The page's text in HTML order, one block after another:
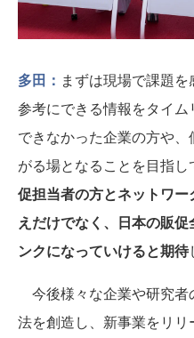
多田： まずは現場で課題
参考にできる情報をタイ
できなかった企業の方や
がる場となることを目指し
促担当者の方とネットワ
えだけでなく、日本の販
ンクになっていけると期待
今後様々な企業や研究者
法を創造し、新事業をリリ